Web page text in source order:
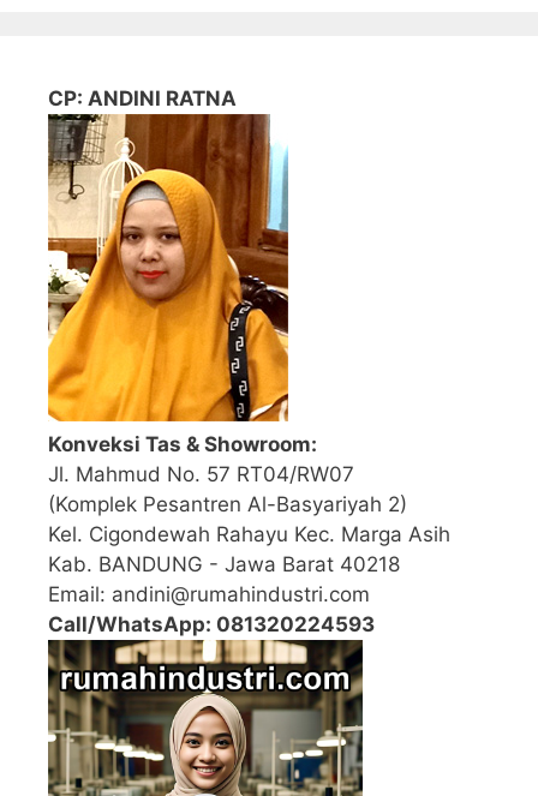
CP: ANDINI RATNA
Konveksi Tas & Showroom:
Jl. Mahmud No. 57 RT04/RW07
(Komplek Pesantren Al-Basyariyah 2)
Kel. Cigondewah Rahayu Kec. Marga Asih
Kab. BANDUNG - Jawa Barat 40218
Email: andini@rumahindustri.com
Call/WhatsApp: 081320224593